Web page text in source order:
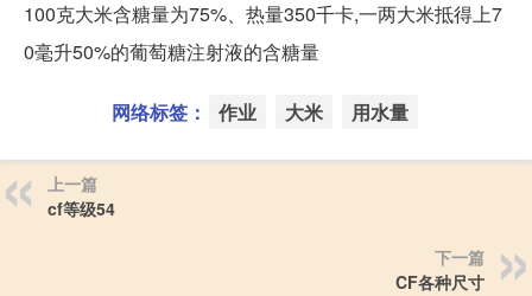
100克大米含糖量为75%、热量350千卡,一两大米抵得上7
0毫升50%的葡萄糖注射液的含糖量
网络标签： 作业 大米 用水量
上一篇
cf等级54
下一篇
CF各种尺寸